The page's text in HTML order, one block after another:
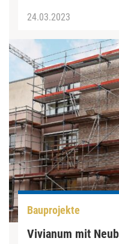
24.03.2023
Bauprojekte
Vivianum mit